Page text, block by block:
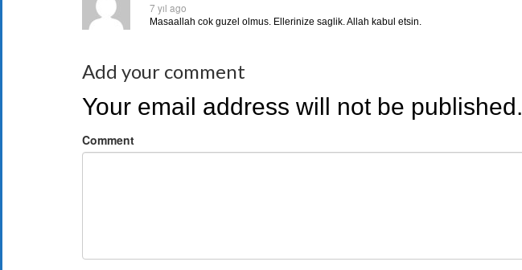
7 yıl ago
Masaallah cok guzel olmus. Ellerinize saglik. Allah kabul etsin.
Add your comment
Your email address will not be published.
Comment